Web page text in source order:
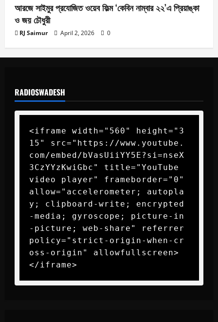
News
April 2, 2026
আরজে সাইমুর প্রযোজিত ওয়েব ফিল্ম ‘কেবিন নাম্বার ২২’এ প্রিয়াঙ্কা
ও জয় চৌধুরী
RJ Saimur April 2, 2026 0
RADIOSWADESH
<iframe width="560" height="3
15" src="https://www.youtube.
com/embed/bVasUiiYY5E?si=nseX
3CzYYzKwiGbc" title="YouTube
video player" frameborder="0"
allow="accelerometer; autopla
y; clipboard-write; encrypted
-media; gyroscope; picture-in
-picture; web-share" referrer
policy="strict-origin-when-cr
oss-origin" allowfullscreen>
</iframe>